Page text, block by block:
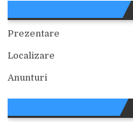
Prezentare
Localizare
Anunturi